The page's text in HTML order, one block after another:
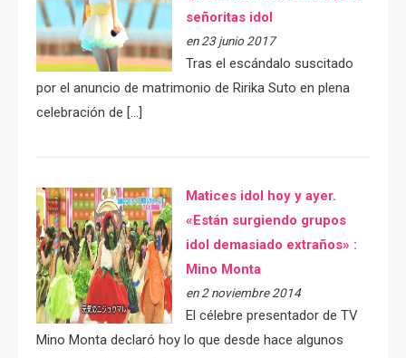
señoritas idol
en 23 junio 2017
Tras el escándalo suscitado
por el anuncio de matrimonio de Ririka Suto en plena
celebración de […]
Matices idol hoy y ayer.
«Están surgiendo grupos
idol demasiado extraños» :
Mino Monta
en 2 noviembre 2014
El célebre presentador de TV
Mino Monta declaró hoy lo que desde hace algunos